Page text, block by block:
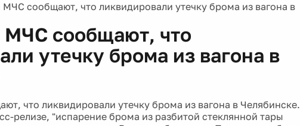
сообщают, что ликвидировали утечку брома из вагона в
МЧС сообщают, что
утечку брома из вагона в
что ликвидировали утечку брома из вагона в Челябинске.
релизе, "испарение брома из разбитой стеклянной тары